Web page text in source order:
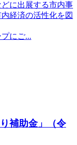
に出展する市内事
経済の活性化を図
にご...
補助金」（令